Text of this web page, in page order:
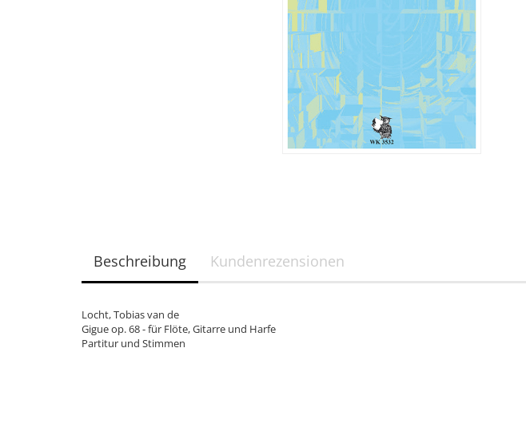
Beschreibung Kundenrezensionen
Locht, Tobias van de
Gigue op. 68 - für Flöte, Gitarre und Harfe
Partitur und Stimmen